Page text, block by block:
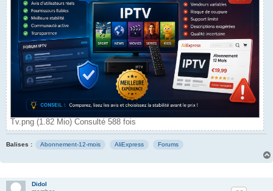
Tv.png (1.82 Mio) Consulté 588 fois
Balises : Abonnement-12-mois AliExpress Forums
Didol